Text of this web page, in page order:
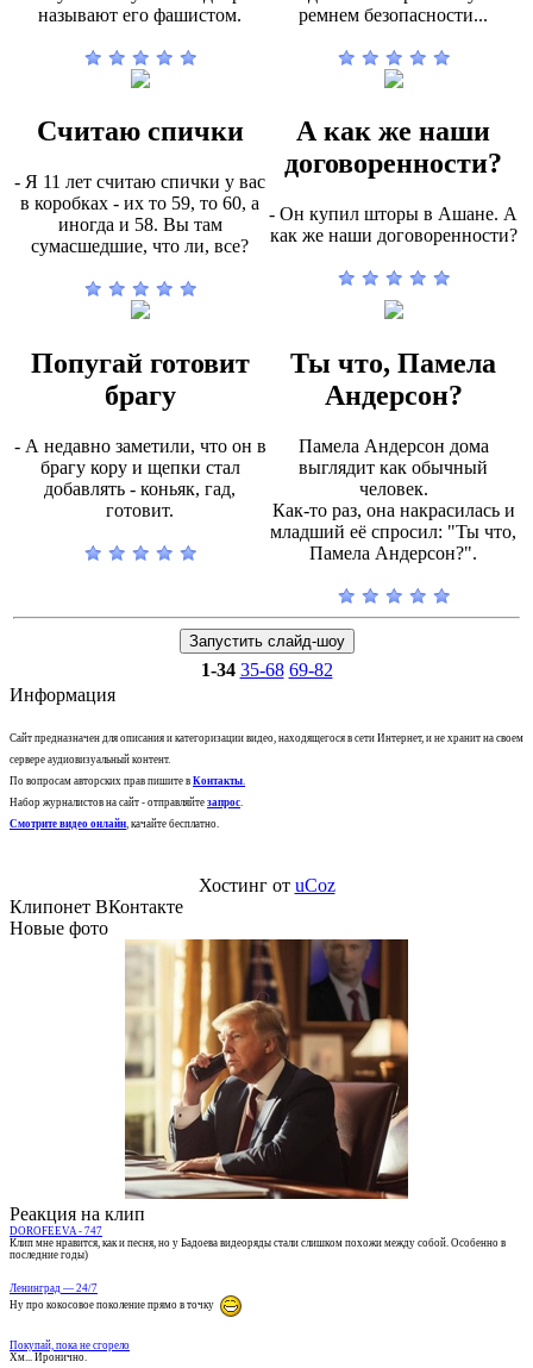
называют его фашистом.
ремнем безопасности...
Считаю спички
- Я 11 лет считаю спички у вас
в коробках - их то 59, то 60, а
иногда и 58. Вы там
сумасшедшие, что ли, все?
А как же наши
договоренности?
- Он купил шторы в Ашане. А
как же наши договоренности?
Попугай готовит
брагу
- А недавно заметили, что он в
брагу кору и щепки стал
добавлять - коньяк, гад,
готовит.
Ты что, Памела
Андерсон?
Памела Андерсон дома
выглядит как обычный
человек.
Как-то раз, она накрасилась и
младший её спросил: "Ты что,
Памела Андерсон?".
1-34 35-68 69-82
Информация
Сайт предназначен для описания и категоризации видео, находящегося в сети Интернет, и не хранит на своем
сервере аудиовизуальный контент.
По вопросам авторских прав пишите в Контакты.
Набор журналистов на сайт - отправляйте запрос.
Смотрите видео онлайн, качайте бесплатно.
Хостинг от uCoz
Клипонет ВКонтакте
Новые фото
Реакция на клип
DOROFEEVA - 747
Клип мне нравится, как и песня, но у Бадоева видеоряды стали слишком похожи между собой. Особенно в
последние годы)
Ленинград — 24/7
Ну про кокосовое поколение прямо в точку
Покупай, пока не сгорело
Хм... Иронично.